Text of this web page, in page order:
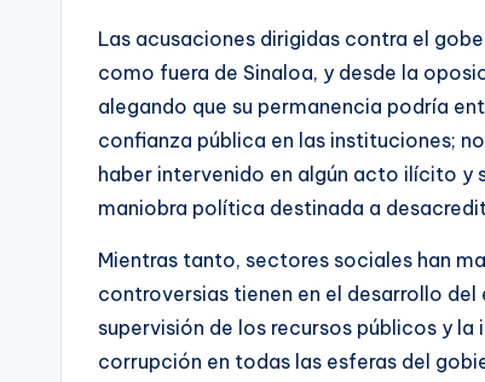
Las acusaciones dirigidas contra el
como fuera de Sinaloa, y desde la
alegando que su permanencia podría
confianza pública en las instituciones;
haber intervenido en algún acto ilícito y
maniobra política destinada a
Mientras tanto, sectores sociales han
controversias tienen en el desarrollo
supervisión de los recursos públicos y
corrupción en todas las esferas del